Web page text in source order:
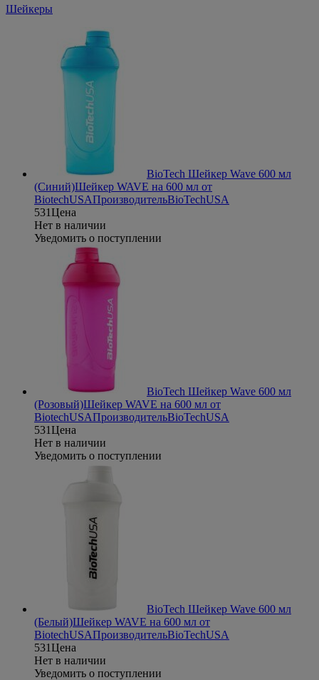
Шейкеры
BioTech Шейкер Wave 600 мл
(Синий)Шейкер WAVE на 600 мл от
BiotechUSAПроизводительBioTechUSA
531Цена
Нет в наличии
Уведомить о поступлении
BioTech Шейкер Wave 600 мл
(Розовый)Шейкер WAVE на 600 мл от
BiotechUSAПроизводительBioTechUSA
531Цена
Нет в наличии
Уведомить о поступлении
BioTech Шейкер Wave 600 мл
(Белый)Шейкер WAVE на 600 мл от
BiotechUSAПроизводительBioTechUSA
531Цена
Нет в наличии
Уведомить о поступлении